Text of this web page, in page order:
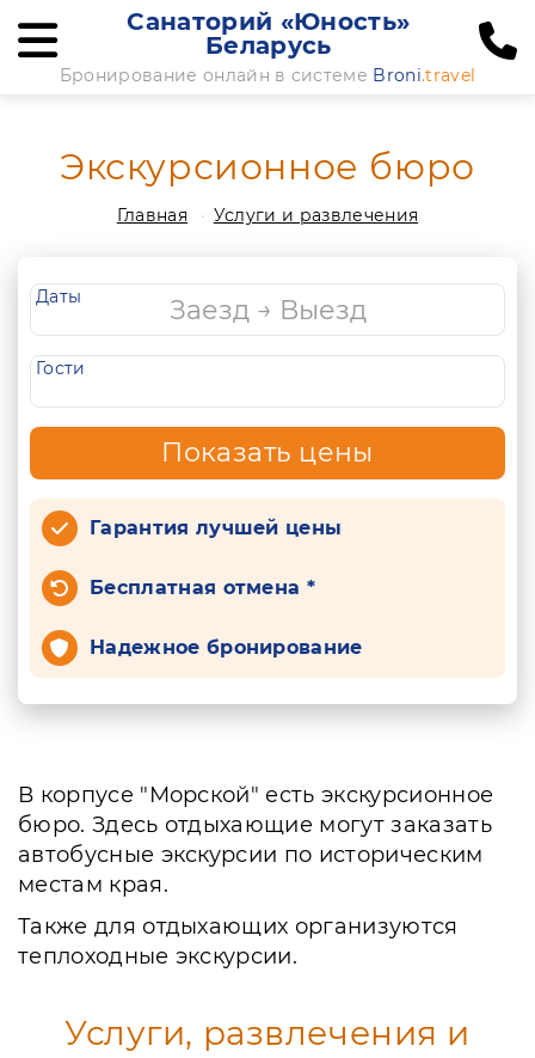
Санаторий «Юность»
Беларусь
Бронирование онлайн в системе Broni.travel
Экскурсионное бюро
Главная Услуги и развлечения
Даты
Гости
Показать цены
Гарантия лучшей цены
Бесплатная отмена *
Надежное бронирование
В корпусе "Морской" есть экскурсионное
бюро. Здесь отдыхающие могут заказать
автобусные экскурсии по историческим
местам края.
Также для отдыхающих организуются
теплоходные экскурсии.
Услуги, развлечения и